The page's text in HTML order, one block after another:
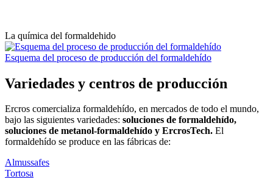
La química del formaldehido
Esquema del proceso de producción del formaldehído
Variedades y centros de producción
Ercros comercializa formaldehído, en mercados de todo el mundo,
bajo las siguientes variedades: soluciones de formaldehído,
soluciones de metanol-formaldehído y ErcrosTech. El
formaldehído se produce en las fábricas de:
Almussafes
Tortosa